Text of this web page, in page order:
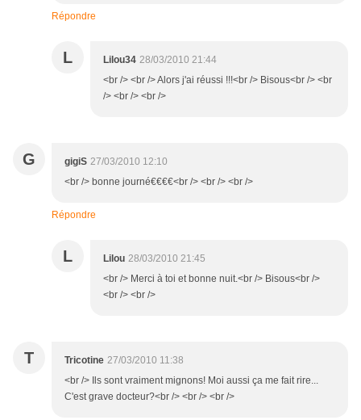
Répondre
L Lilou34 28/03/2010 21:44
<br /> <br /> Alors j'ai réussi !!!<br /> Bisous<br /> <br
/> <br /> <br />
G gigiS 27/03/2010 12:10
<br /> bonne journé€€€€<br /> <br /> <br />
Répondre
L Lilou 28/03/2010 21:45
<br /> Merci à toi et bonne nuit.<br /> Bisous<br />
<br /> <br />
T Tricotine 27/03/2010 11:38
<br /> Ils sont vraiment mignons! Moi aussi ça me fait rire...
C'est grave docteur?<br /> <br /> <br />